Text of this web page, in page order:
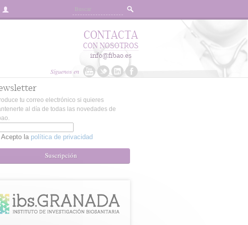
Síguenos en
CONTACTA
CON NOSOTROS
info@fibao.es
tu correo electrónico si quieres
al día de todas las novedades de
Acepto la política de privacidad
Suscripción